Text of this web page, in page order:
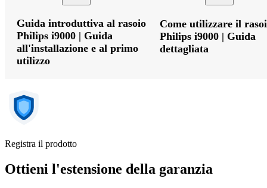
Guida introduttiva al rasoio
Philips i9000 | Guida
all'installazione e al primo
utilizzo
Come utilizzare il
Philips i9000 | Guida
dettagliata
Registra il prodotto
Ottieni l'estensione della garanzia